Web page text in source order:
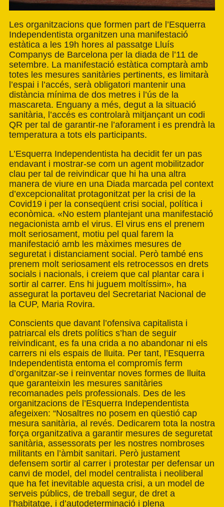
Les organitzacions que formen part de l’Esquerra
Independentista organitzen una manifestació
estàtica a les 19h hores al passatge Lluís
Companys de Barcelona per la diada de l’11 de
setembre. La manifestació estàtica comptarà amb
totes les mesures sanitàries pertinents, es limitarà
l’espai i l’accés, serà obligatori mantenir una
distància mínima de dos metres i l’ús de la
mascareta. Enguany a més, degut a la situació
sanitària, l’accés es controlarà mitjançant un codi
QR per tal de garantir-ne l’aforament i es prendrà la
temperatura a tots els participants.
L’Esquerra Independentista ha decidit fer un pas
endavant i mostrar-se com un agent mobilitzador
clau per tal de reivindicar que hi ha una altra
manera de viure en una Diada marcada pel context
d’excepcionalitat protagonitzat per la crisi de la
Covid19 i per la conseqüent crisi social, política i
econòmica. «No estem plantejant una manifestació
negacionista amb el virus. El virus ens el prenem
molt seriosament, motiu pel qual farem la
manifestació amb les màximes mesures de
seguretat i distanciament social. Però també ens
prenem molt seriosament els retrocessos en drets
socials i nacionals, i creiem que cal plantar cara i
sortir al carrer. Ens hi juguem moltíssim», ha
assegurat la portaveu del Secretariat Nacional de
la CUP, Maria Rovira.
Conscients que davant l’ofensiva capitalista i
patriarcal els drets polítics s’han de seguir
reivindicant, es fa una crida a no abandonar ni els
carrers ni els espais de lluita. Per tant, l’Esquerra
Independentista entoma el compromís ferm
d’organitzar-se i reinventar noves formes de lluita
que garanteixin les mesures sanitàries
recomanades pels professionals. Des de les
organitzacions de l’Esquerra Independentista
afegeixen: “Nosaltres no posem en qüestió cap
mesura sanitària, al revés. Dedicarem tota la nostra
força organitzativa a garantir mesures de seguretat
sanitària, assessorats per les nostres nombroses
militants en l’àmbit sanitari. Però justament
defensem sortir al carrer i protestar per defensar un
canvi de model, del model centralista i neoliberal
que ha fet inevitable aquesta crisi, a un model de
serveis públics, de treball segur, de dret a
l’habitatge, i d’autodeterminació i plena